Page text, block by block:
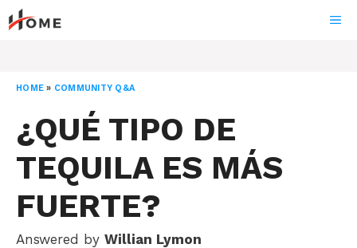
Skip
to
HOME » COMMUNITY Q&A
¿QUÉ TIPO DE
TEQUILA ES MÁS
FUERTE?
Answered by Willian Lymon